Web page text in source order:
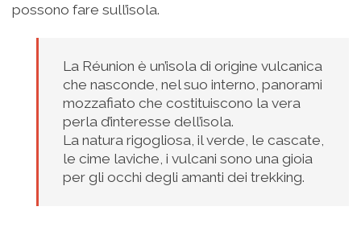
possono fare sull’isola.
La Réunion è un’isola di origine vulcanica
che nasconde, nel suo interno, panorami
mozzafiato che costituiscono la vera
perla d’interesse dell’isola.
La natura rigogliosa, il verde, le cascate,
le cime laviche, i vulcani sono una gioia
per gli occhi degli amanti dei trekking.